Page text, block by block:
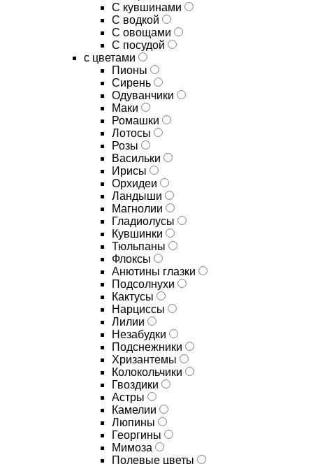
C кувшинами
C водкой
C овощами
C посудой
с цветами
Пионы
Сирень
Одуванчики
Маки
Ромашки
Лотосы
Розы
Васильки
Ирисы
Орхидеи
Ландыши
Магнолии
Гладиолусы
Кувшинки
Тюльпаны
Флоксы
Анютины глазки
Подсолнухи
Кактусы
Нарциссы
Лилии
Незабудки
Подснежники
Хризантемы
Колокольчики
Гвоздики
Астры
Камелии
Люпины
Георгины
Мимоза
Полевые цветы